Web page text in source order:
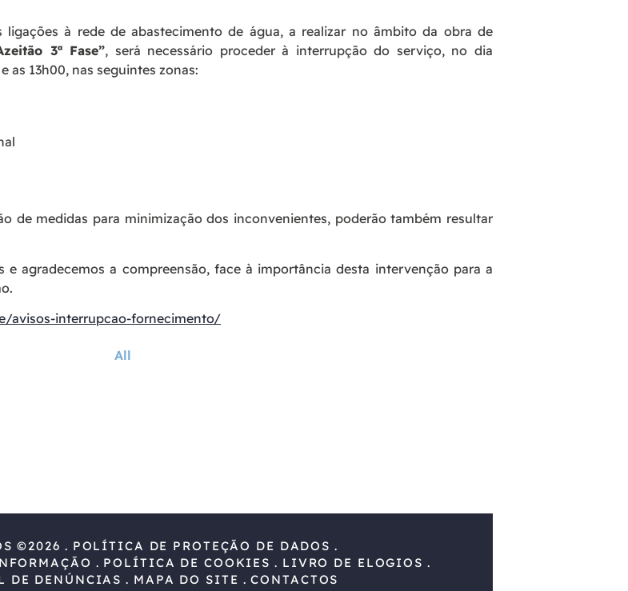
à rede de abastecimento de água, a realizar no âmbito da obra de
3ª Fase”, será necessário proceder à interrupção do serviço, no dia
as 13h00, nas seguintes zonas:
de medidas para minimização dos inconvenientes, poderão também resultar
e agradecemos a compreensão, face à importância desta intervenção para a
avisos-interrupcao-fornecimento/
All
©2026
POLÍTICA DE PROTEÇÃO DE DADOS
POLÍTICA DE COOKIES
LIVRO DE ELOGIOS
DE DENÚNCIAS MAPA DO SITE CONTACTOS